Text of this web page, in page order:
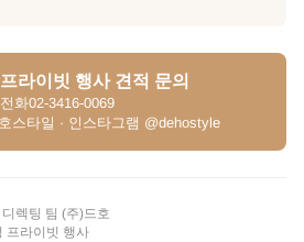
라이빗 행사 견적 문의
전화02-3416-0069
스타일 · 인스타그램 @dehostyle
렉팅 팀 (주)드호
프라이빗 행사